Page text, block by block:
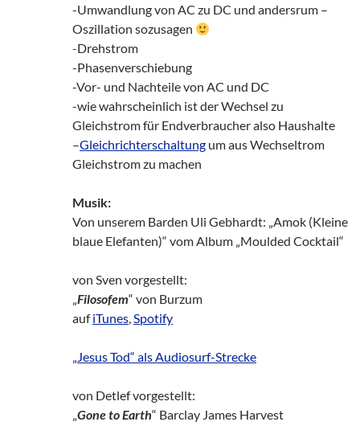
-Umwandlung von AC zu DC und andersrum –
Oszillation sozusagen
-Drehstrom
-Phasenverschiebung
-Vor- und Nachteile von AC und DC
-wie wahrscheinlich ist der Wechsel zu
Gleichstrom für Endverbraucher also Haushalte
–Gleichrichterschaltung um aus Wechseltrom
Gleichstrom zu machen
Musik:
Von unserem Barden Uli Gebhardt: „Amok (Kleine
blaue Elefanten)“ vom Album „Moulded Cocktail“
von Sven vorgestellt:
„Filosofem“ von Burzum
aufiTunes,Spotify
„Jesus Tod“ als Audiosurf-Strecke
von Detlef vorgestellt:
„Gone to Earth“ Barclay James Harvest